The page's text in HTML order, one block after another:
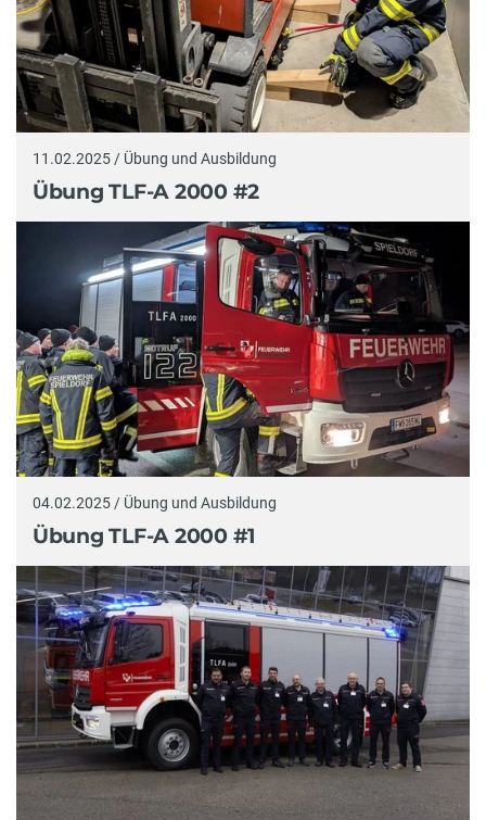
11.02.2025 / Übung und Ausbildung
Übung TLF-A 2000 #2
04.02.2025 / Übung und Ausbildung
Übung TLF-A 2000 #1